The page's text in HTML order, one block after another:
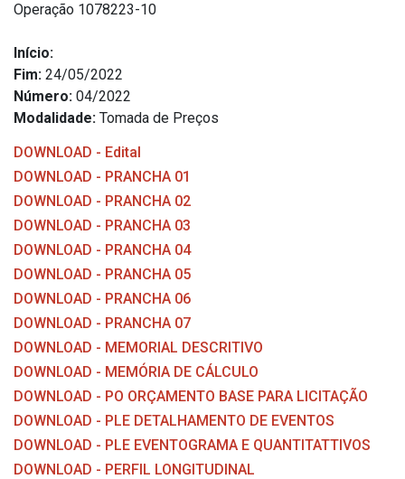
Operação 1078223-10
Início:
Fim: 24/05/2022
Número: 04/2022
Modalidade: Tomada de Preços
DOWNLOAD - Edital
DOWNLOAD - PRANCHA 01
DOWNLOAD - PRANCHA 02
DOWNLOAD - PRANCHA 03
DOWNLOAD - PRANCHA 04
DOWNLOAD - PRANCHA 05
DOWNLOAD - PRANCHA 06
DOWNLOAD - PRANCHA 07
DOWNLOAD - MEMORIAL DESCRITIVO
DOWNLOAD - MEMÓRIA DE CÁLCULO
DOWNLOAD - PO ORÇAMENTO BASE PARA LICITAÇÃO
DOWNLOAD - PLE DETALHAMENTO DE EVENTOS
DOWNLOAD - PLE EVENTOGRAMA E QUANTITATTIVOS
DOWNLOAD - PERFIL LONGITUDINAL